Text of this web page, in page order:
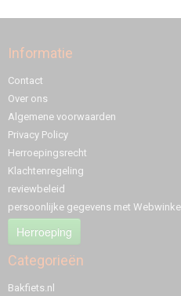
Informatie
Contact
Over ons
Algemene voorwaarden
Privacy Policy
Herroepingsrecht
Klachtenregeling
reviewbeleid
persoonlijke gegevens met
Herroeping
Categorieën
Bakfiets.nl